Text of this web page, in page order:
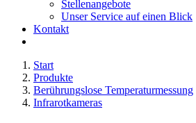
Stellenangebote
Unser Service auf einen Blick
Kontakt
Start
Produkte
Berührungslose Temperaturmessung
Infrarotkameras